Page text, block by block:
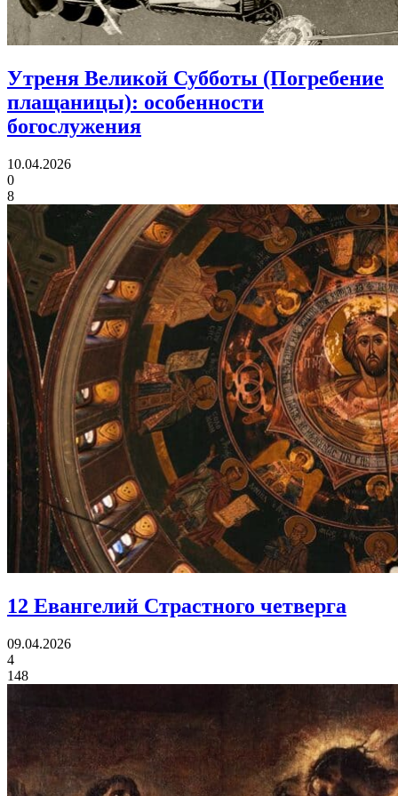
Утреня Великой Субботы (Погребение
плащаницы): особенности
богослужения
10.04.2026
0
8
12 Евангелий Страстного четверга
09.04.2026
4
148